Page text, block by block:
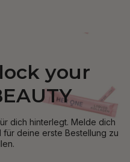
your
dich hinterlegt. Melde dich
für deine erste Bestellung zu